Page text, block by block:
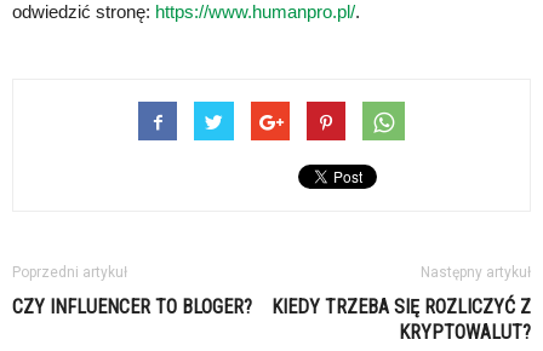
odwiedzić stronę: https://www.humanpro.pl/.
Poprzedni artykuł
CZY INFLUENCER TO BLOGER?
Następny artykuł
KIEDY TRZEBA SIĘ ROZLICZYĆ Z
KRYPTOWALUT?